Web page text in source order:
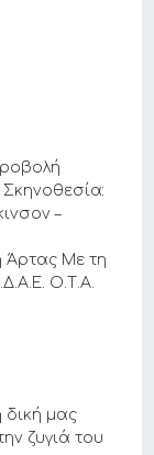
Σκηνοθεσία:
–
Άρτας Με τη
Ο.Τ.Α.
δική μας
ζυγιά του